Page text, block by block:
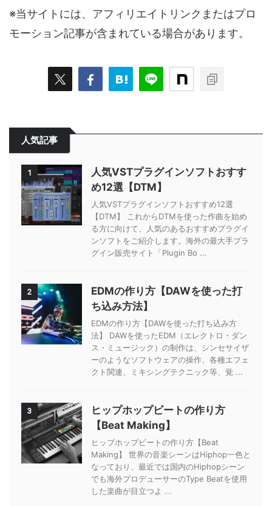
※当サイトには、アフィリエイトリンクまたはプロ
モーション記事が含まれている場合があります。
人気記事
1
人気VSTプラグインソフトおすす
め12選【DTM】
人気VSTプラグインソフトおすすめ12選
【DTM】 これからDTMを使った作曲を始め
る方に向けて、人気のあるおすすめプラグイ
ンソフトをご紹介します。海外の最大手プラ
グイン販売サイト「Plugin Bo ...
2
EDMの作り方【DAWを使った打
ち込み方法】
EDMの作り方【DAWを使った打ち込み方
法】 DAWを使ったEDM（エレクトロ・ダン
ス・ミュージック）の制作は、シンセサイザ
ーのようなソフトウェアの操作、各種エフェ
クト関連、ミキシングテクニック等、覚 ...
3
ヒップホップビートの作り方
【Beat Making】
ヒップホップビートの作り方【Beat
Making】 世界の音楽シーンはHiphop一色と
なっており、最近では国内のHiphopシーン
でも海外プロデューサーのType Beatを使用
した楽曲が目立つよ ...